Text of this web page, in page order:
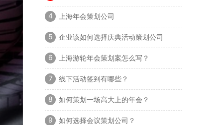
4 上海年会策划公司
5 企业该如何选择庆典活动策划公司
6 上海游轮年会策划案怎么写？
7 线下活动签到有哪些？
8 如何策划一场高大上的年会？
9 如何选择会议策划公司？